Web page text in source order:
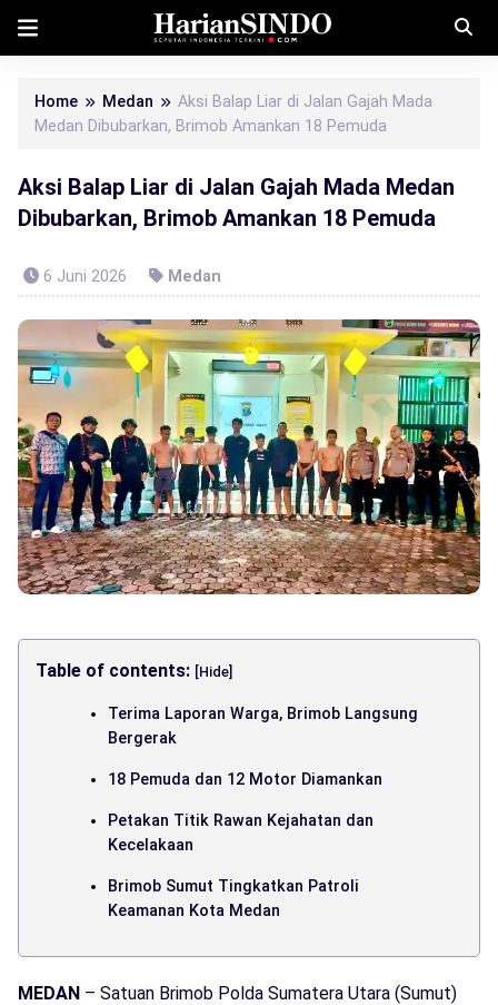
Home Medan
Aksi Balap Liar di Jalan Gajah Mada
Medan Dibubarkan, Brimob Amankan 18 Pemuda
Aksi Balap Liar di Jalan Gajah Mada Medan
Dibubarkan, Brimob Amankan 18 Pemuda
6 Juni 2026 Medan
Table of contents: [Hide]
Terima Laporan Warga, Brimob Langsung
Bergerak
18 Pemuda dan 12 Motor Diamankan
Petakan Titik Rawan Kejahatan dan
Kecelakaan
Brimob Sumut Tingkatkan Patroli
Keamanan Kota Medan
MEDAN – Satuan Brimob Polda Sumatera Utara (Sumut)